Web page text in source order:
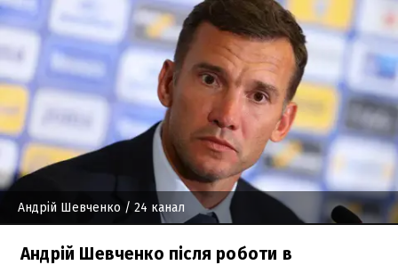
Андрій Шевченко / 24 канал
Андрій Шевченко після роботи в